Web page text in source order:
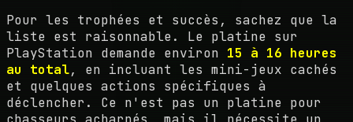
Pour les trophées et succès, sachez que la
liste est raisonnable. Le platine sur
PlayStation demande environ 15 à 16 heures
au total, en incluant les mini-jeux cachés
et quelques actions spécifiques à
déclencher. Ce n'est pas un platine pour